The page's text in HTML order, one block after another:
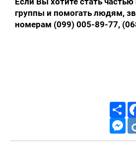
группы и помогать людям,
номерам (099) 005-89-77,